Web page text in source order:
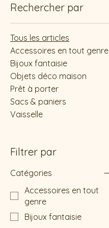
Rechercher par
Tous les articles
Accessoires en tout genre
Bijoux fantaisie
Objets déco maison
Prêt à porter
Sacs & paniers
Vaisselle
Filtrer par
Catégories
Accessoires en tout
genre
Bijoux fantaisie